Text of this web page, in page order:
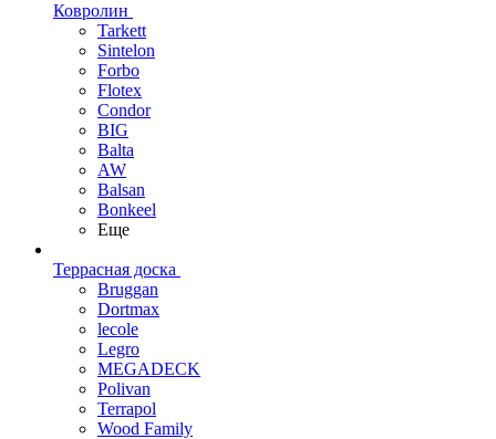
Ковролин
Tarkett
Sintelon
Forbo
Flotex
Condor
BIG
Balta
AW
Balsan
Bonkeel
Еще
Террасная доска
Bruggan
Dortmax
lecole
Legro
MEGADECK
Polivan
Terrapol
Wood Family